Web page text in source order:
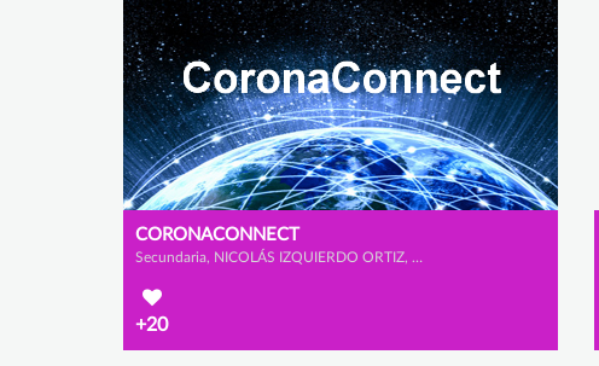
CORONACONNECT
Secundaria, NICOLÁS IZQUIERDO ORTIZ, PELAYO MORENO PRADO y MIGUEL CASTRO MURPHY
+20